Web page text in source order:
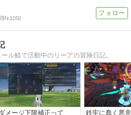
IN:1050
ル鯖で活動中のリーアの冒険日記。
メージ下限補正って
鉄牢に蠢く悪